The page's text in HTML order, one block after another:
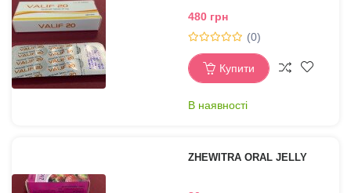
480 грн
(0)
Купити
В наявності
ZHEWITRA ORAL JELLY